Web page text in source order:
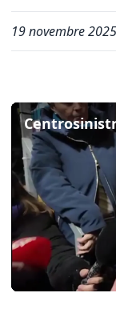
19 novembre 2025